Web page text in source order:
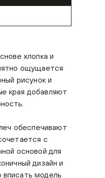
хлопка и
ощущается
рисунок и
края добавляют
обеспечивают
с
основой для
дизайн и
вписать модель